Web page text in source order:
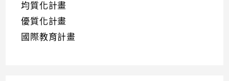
均質化計畫
優質化計畫
國際教育計畫